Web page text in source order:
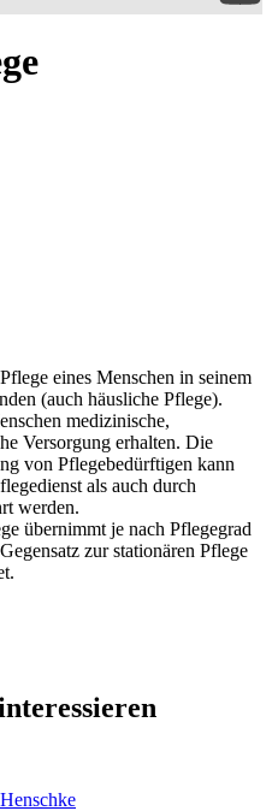
eines Menschen in seinem
(auch häusliche Pflege).
medizinische,
Versorgung erhalten. Die
von Pflegebedürftigen kann
als auch durch
werden.
übernimmt je nach Pflegegrad
zur stationären Pflege